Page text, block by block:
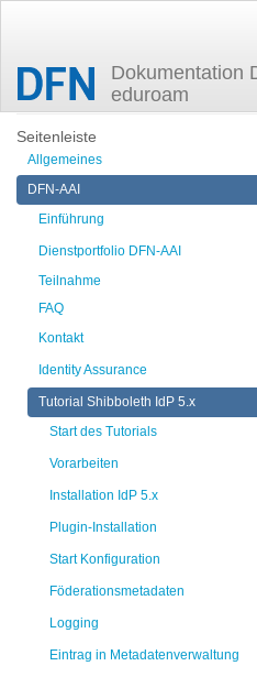
Dokumentation
eduroam
Zuletzt angesehen production
Seitenleiste
Allgemeines
DFN-AAI
Einführung
Dienstportfolio DFN-AAI
Teilnahme
FAQ
Kontakt
Identity Assurance
Tutorial Shibboleth IdP 5.x
Start des Tutorials
Vorarbeiten
Installation IdP 5.x
Plugin-Installation
Start Konfiguration
Föderationsmetadaten
Logging
Eintrag in Metadatenverwaltung